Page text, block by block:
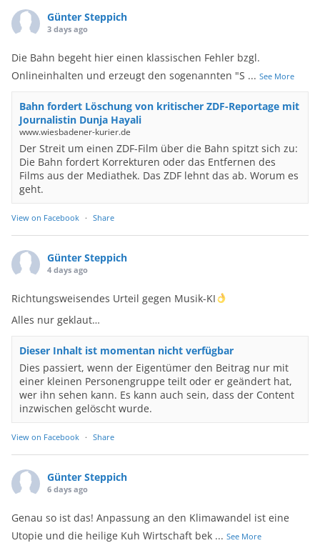
Günter Steppich
3 days ago
Die Bahn begeht hier einen klassischen Fehler bzgl.
Onlineinhalten und erzeugt den sogenannten "S ... See More
Bahn fordert Löschung von kritischer ZDF-Reportage mit
Journalistin Dunja Hayali
www.wiesbadener-kurier.de
Der Streit um einen ZDF-Film über die Bahn spitzt sich zu:
Die Bahn fordert Korrekturen oder das Entfernen des
Films aus der Mediathek. Das ZDF lehnt das ab. Worum es
geht.
View on Facebook · Share
Günter Steppich
4 days ago
Richtungsweisendes Urteil gegen Musik-KI
Alles nur geklaut…
Dieser Inhalt ist momentan nicht verfügbar
Dies passiert, wenn der Eigentümer den Beitrag nur mit
einer kleinen Personengruppe teilt oder er geändert hat,
wer ihn sehen kann. Es kann auch sein, dass der Content
inzwischen gelöscht wurde.
View on Facebook · Share
Günter Steppich
6 days ago
Genau so ist das! Anpassung an den Klimawandel ist eine
Utopie und die heilige Kuh Wirtschaft bek ... See More